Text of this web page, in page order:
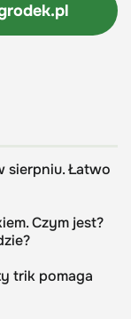
sierpniu. Łatwo
Czym jest?
trik pomaga